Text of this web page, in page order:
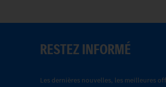
RESTEZ INFORMÉ
Les dernières nouvelles, les meilleures